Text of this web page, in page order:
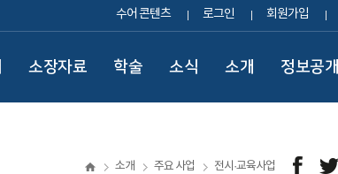
수어 콘텐츠 로그인 회원가입
소장자료 학술 소식 소개 정보공개
소개 주요 사업 전시·교육사업